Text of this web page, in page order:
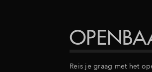
Reis je graag met het